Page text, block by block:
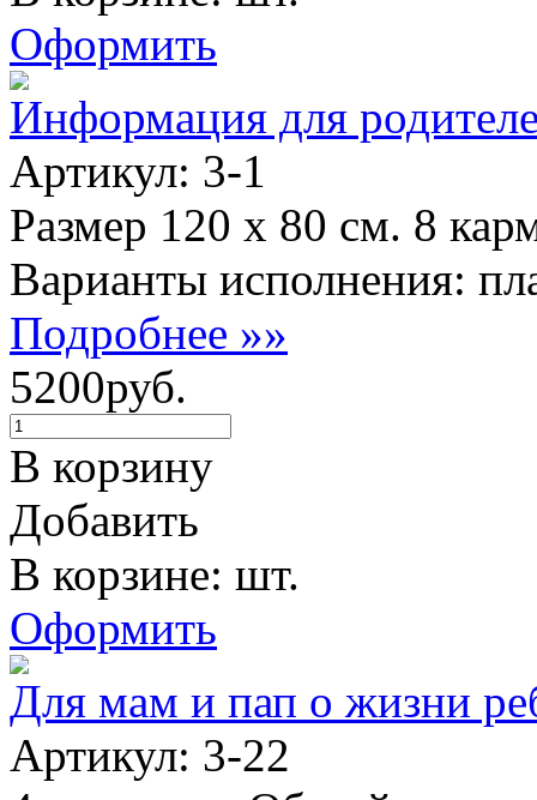
Оформить
Информация для
Артикул: 3-1
Размер 120 х 80 см. 8
Варианты исполнения:
Подробнее »»
5200руб.
В корзину
Добавить
В корзине: шт.
Оформить
Для мам и пап о жизни
Артикул: 3-22